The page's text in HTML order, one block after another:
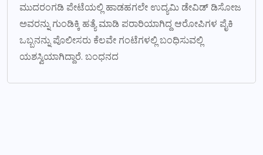
ಮುದರಂಗಡಿ ಪೇಟೆಯಲ್ಲಿ ಹಾಡಹಗಲೇ ಉದ್ಯಮಿ ಡೇವಿಡ್ ಡಿಸೋಜ
ಅವರನ್ನು ಗುಂಡಿಕ್ಕಿ ಹತ್ಯೆ ಮಾಡಿ ಪರಾರಿಯಾಗಿದ್ದ ಆರೋಪಿಗಳ ಪೈಕಿ
ಒಬ್ಬನನ್ನು ಪೊಲೀಸರು ಕೆಲವೇ ಗಂಟೆಗಳಲ್ಲಿ ಬಂಧಿಸುವಲ್ಲಿ
ಯಶಸ್ವಿಯಾಗಿದ್ದಾರೆ. ಬಂಧನದ